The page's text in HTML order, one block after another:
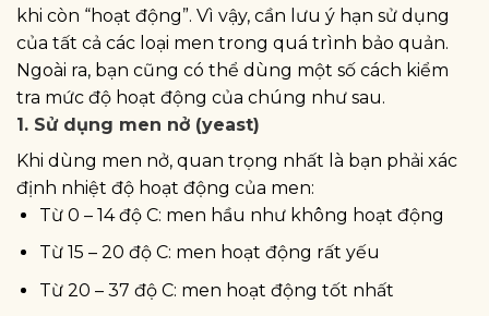
khi còn “hoạt động”. Vì vậy, cần lưu ý hạn sử dụng
của tất cả các loại men trong quá trình bảo quản.
Ngoài ra, bạn cũng có thể dùng một số cách kiểm
tra mức độ hoạt động của chúng như sau.
1. Sử dụng men nở (yeast)
Khi dùng men nở, quan trọng nhất là bạn phải xác
định nhiệt độ hoạt động của men:
Từ 0 – 14 độ C: men hầu như không hoạt động
Từ 15 – 20 độ C: men hoạt động rất yếu
Từ 20 – 37 độ C: men hoạt động tốt nhất